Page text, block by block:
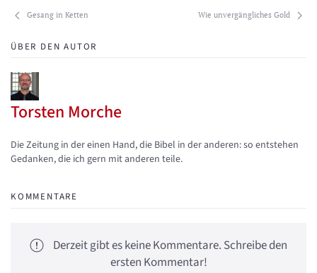
Gesang in Ketten Wie unvergängliches Gold
ÜBER DEN AUTOR
Torsten Morche
Updates abonnieren
Abo von Updates dieses Autors beenden
Die Zeitung in der einen Hand, die Bibel in der anderen: so entstehen
Gedanken, die ich gern mit anderen teile.
KOMMENTARE
Derzeit gibt es keine Kommentare. Schreibe den
ersten Kommentar!